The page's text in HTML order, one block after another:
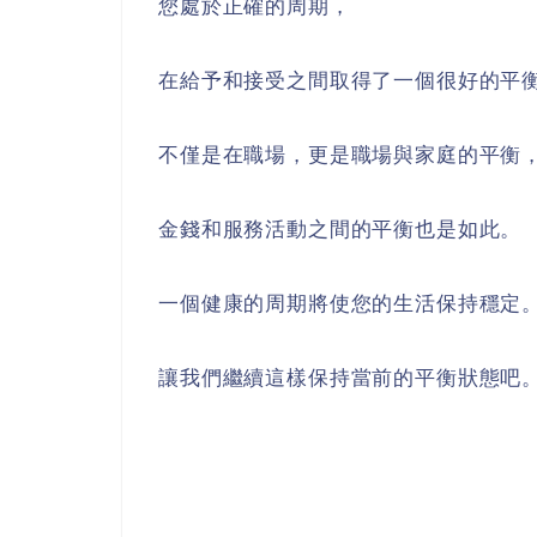
您處於正確的周期，
在給予和接受之間取得了一個很好的平衡
不僅是在職場，更是職場與家庭的平衡，
金錢和服務活動之間的平衡也是如此。
一個健康的周期將使您的生活保持穩定。
讓我們繼續這樣保持當前的平衡狀態吧。